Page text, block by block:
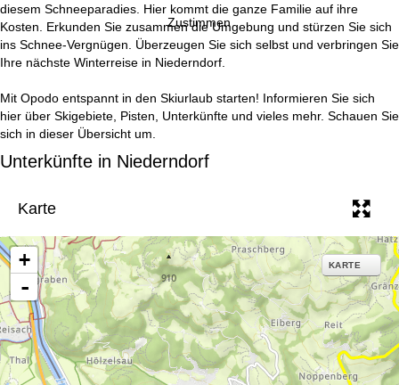
Zustimmen
s
e
i
t
diesem Schneeparadies. Hier kommt die ganze Familie auf ihre
Kosten. Erkunden Sie zusammen die Umgebung und stürzen Sie sich
ins Schnee-Vergnügen. Überzeugen Sie sich selbst und verbringen Sie
Ihre nächste Winterreise in Niederndorf.
Mit Opodo entspannt in den Skiurlaub starten! Informieren Sie sich
hier über Skigebiete, Pisten, Unterkünfte und vieles mehr. Schauen Sie
sich in dieser Übersicht um.
Unterkünfte in Niederndorf
Karte
+
-
KARTE